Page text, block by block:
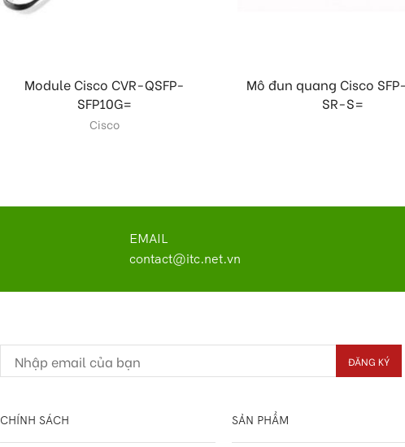
Module Cisco CVR-QSFP-
SFP10G=
Cisco
Mô đun quang Cisco
SR-S=
EMAIL
contact@itc.net.vn
CHÍNH SÁCH SẢN PHẨM